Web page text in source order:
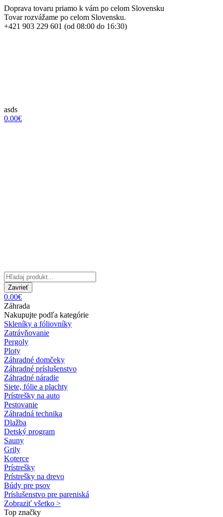
Doprava tovaru priamo k vám po celom Slovensku
Tovar rozvážame po celom Slovensku.
+421 903 229 601 (od 08:00 do 16:30)
asds
0.00€
Zavrieť
0.00€
Záhrada
Nakupujte podľa kategórie
Skleníky a fóliovníky
Zatrávňovanie
Pergoly
Ploty
Záhradné domčeky
Záhradné príslušenstvo
Záhradné náradie
Siete, fólie a plachty
Prístrešky na auto
Pestovanie
Záhradná technika
Dlažba
Detský program
Sauny
Grily
Koterce
Prístrešky
Prístrešky na drevo
Búdy pre psov
Príslušenstvo pre pareniská
Zobraziť všetko >
Top značky